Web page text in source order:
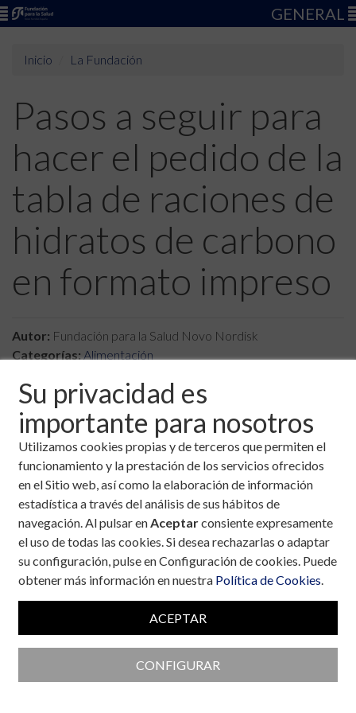
Su privacidad es
importante para nosotros
Utilizamos cookies propias y de terceros que permiten el
funcionamiento y la prestación de los servicios ofrecidos
en el Sitio web, así como la elaboración de información
estadística a través del análisis de sus hábitos de
navegación. Al pulsar enAceptarconsiente expresamente
el uso de todas las cookies. Si desea rechazarlas o adaptar
su configuración, pulse en Configuración de cookies. Puede
obtener más información en nuestra Política de Cookies.
ACEPTAR
CONFIGURAR
GENERAL
Inicio La Fundación
Pasos a seguir para
hacer el pedido de la
tabla de raciones de
hidratos de carbono
en formato impreso
Autor: Fundación para la Salud Novo Nordisk
Categorías: Alimentación
Fecha: 30 de junio, 2019
PASO 1. Calcula el precio final de tu
pedido:
Este precio es la suma de los 6€ que cuesta cada tabla más
los gastos de envío que a contuación te detallamos.
¡Atención! Si eres Amigo de la Fundación los gastos
de envío serán GRATUITOS para ti, con lo que solo
deberás abonar el precio de las tablas.(Cómo hacerse
Amigo de la Fundación)
TABLA DE RACIONES DE HIDRATOS DE